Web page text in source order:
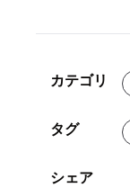
カテゴリ
タグ
シェア